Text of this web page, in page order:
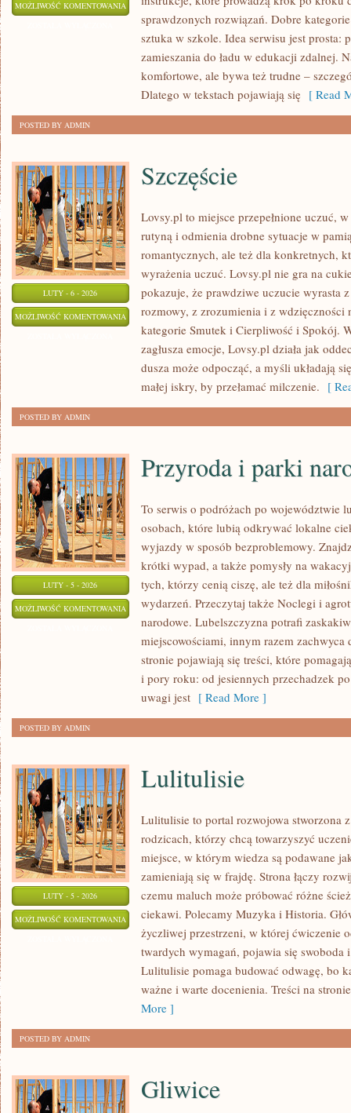
MOŻLIWOŚĆ KOMENTOWANIA EDUKACJA
SZKOŁA
sprawdzonych rozwiązań. Dobre
sztuka w szkole. Idea serwisu jest prosta:
zamieszania do ładu w edukacji zdalnej.
komfortowe, ale bywa też trudne –
Dlatego w tekstach pojawiają się [ Read
POSTED BY ADMIN
LUTY - 6 - 2026
MOŻLIWOŚĆ KOMENTOWANIA SZCZĘŚCIE
Szczęście
Lovsy.pl to miejsce przepełnione uczuć,
rutyną i odmienia drobne sytuacje w
romantycznych, ale też dla konkretnych,
wyrażenia uczuć. Lovsy.pl nie gra na
pokazuje, że prawdziwe uczucie wyrasta
rozmowy, z zrozumienia i z wdzięczności
kategorie Smutek i Cierpliwość i Spokój.
zagłusza emocje, Lovsy.pl działa jak
dusza może odpocząć, a myśli układają
małej iskry, by przełamać milczenie. [
POSTED BY ADMIN
LUTY - 5 - 2026
MOŻLIWOŚĆ KOMENTOWANIA PRZYRODA
PARKI
NARODOWE
Przyroda i parki
To serwis o podróżach po województwie
osobach, które lubią odkrywać lokalne
wyjazdy w sposób bezproblemowy.
krótki wypad, a także pomysły na
tych, którzy cenią ciszę, ale też dla
wydarzeń. Przeczytaj także Noclegi i
narodowe. Lubelszczyzna potrafi
miejscowościami, innym razem
stronie pojawiają się treści, które
i pory roku: od jesiennych przechadzek
uwagi jest [ Read More ]
POSTED BY ADMIN
LUTY - 5 - 2026
MOŻLIWOŚĆ KOMENTOWANIA LULITULISIE
Lulitulisie
Lulitulisie to portal rozwojowa stworzona
rodzicach, którzy chcą towarzyszyć
miejsce, w którym wiedza są podawane
zamieniają się w frajdę. Strona łączy
czemu maluch może próbować różne
ciekawi. Polecamy Muzyka i Historia.
życzliwej przestrzeni, w której ćwiczenie
twardych wymagań, pojawia się swoboda
Lulitulisie pomaga budować odwagę, bo
ważne i warte docenienia. Treści na
More ]
POSTED BY ADMIN
Gliwice